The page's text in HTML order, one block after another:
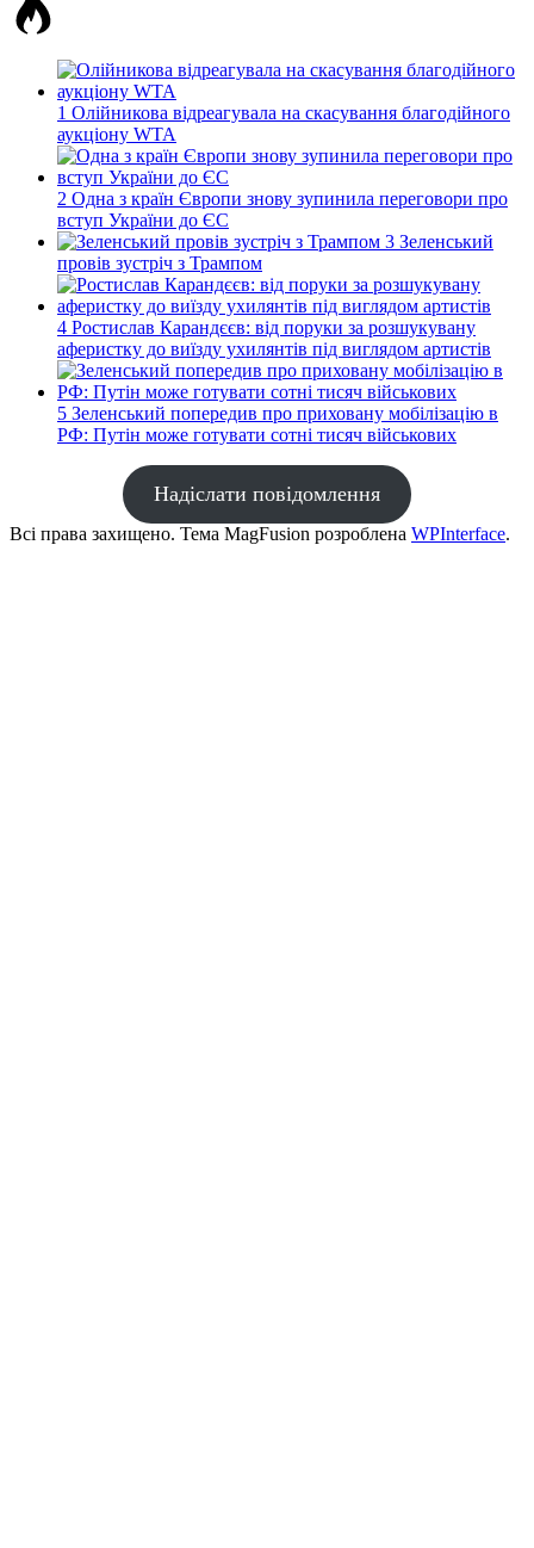
1 Олійникова відреагувала на скасування благодійного
аукціону WTA
2 Одна з країн Європи знову зупинила переговори про
вступ України до ЄС
3 Зеленський
провів зустріч з Трампом
4 Ростислав Карандєєв: від поруки за розшукувану
аферистку до виїзду ухилянтів під виглядом артистів
5 Зеленський попередив про приховану мобілізацію в
РФ: Путін може готувати сотні тисяч військових
Надіслати повідомлення
Всі права захищено. Тема MagFusion розроблена WPInterface.